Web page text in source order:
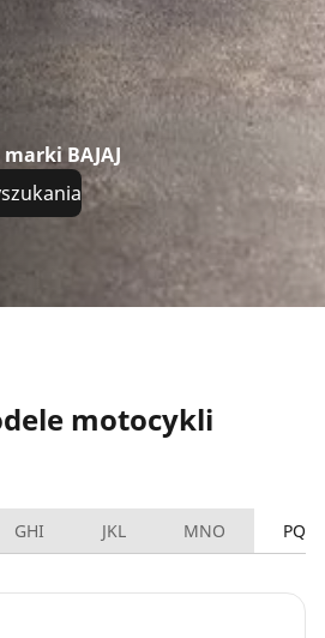
BAJAJ
motocykli
GHI JKL MNO PQRS